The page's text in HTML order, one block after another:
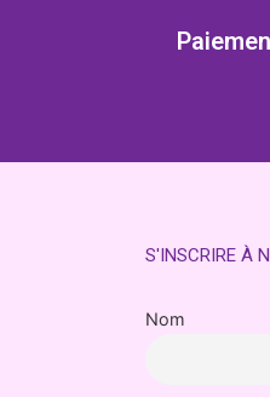
S'INSCRIRE À
Nom